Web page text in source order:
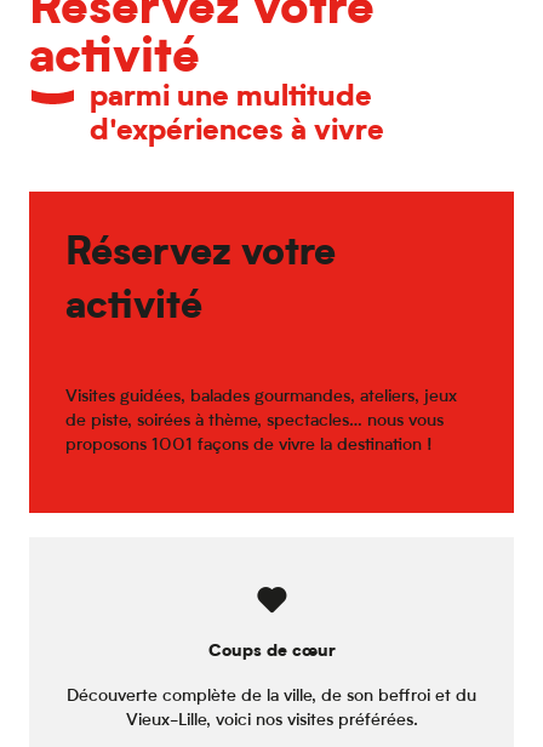
Réservez votre
activité
parmi une multitude
d'expériences à vivre
Réservez votre
activité
Visites guidées, balades gourmandes, ateliers, jeux
de piste, soirées à thème, spectacles… nous vous
proposons 1001 façons de vivre la destination !
Coups de cœur
Découverte complète de la ville, de son beffroi et du
Vieux-Lille, voici nos visites préférées.